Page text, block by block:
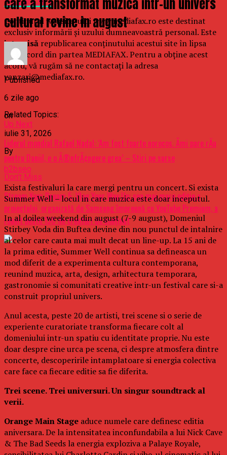
Conținutul website-ului www.mediafax.ro este destinat
exclusiv informării și uzului dumneavoastră personal. Este
interzisă republicarea conținutului acestui site în lipsa
unui acord din partea MEDIAFAX. Pentru a obține acest
acord, vă rugăm să ne contactați la adresa
vanzari@mediafax.ro.
Related Topics:
Up Next
Liderul mondial Rafael Nadal: ‘Am fost foarte norocos. Ãmi pare rÄu
pentru Daniil, e o Ã®nfrÃ¢ngere grea’ – Stiri pe surse
Don't Miss
Stream Your Dream 5, Vlog Your Way Up: cea mai mare ediție a
proiectului, organizată de Samsung împreună cu YouTube Premium, a
reunit peste 150 de creatori de conținut
care a transformat muzica intr-un univers
cultural revine in august
Published
6 zile ago
on
iulie 31, 2026
By
b2bseo
Exista festivaluri la care mergi pentru un concert. Si exista
Summer Well – locul in care muzica este doar inceputul.
In al doilea weekend din august (7-9 august), Domeniul
Stirbey Voda din Buftea devine din nou punctul de intalnire
al celor care cauta mai mult decat un line-up. La 15 ani de
la prima editie, Summer Well continua sa defineasca un
mod diferit de a experimenta cultura contemporana,
reunind muzica, arta, design, arhitectura temporara,
gastronomie si comunitati creative intr-un festival care si-a
construit propriul univers.
Anul acesta, peste 20 de artisti, trei scene si o serie de
experiente curatoriate transforma fiecare colt al
domeniului intr-un spatiu cu identitate proprie. Nu este
doar despre cine urca pe scena, ci despre atmosfera dintre
concerte, descoperirile intamplatoare si energia colectiva
care face ca fiecare editie sa fie diferita.
Trei scene. Trei universuri. Un singur soundtrack al
verii.
Orange Main Stage aduce numele care definesc editia
aniversara. De la intensitatea inconfundabila a lui Nick Cave
& The Bad Seeds la energia exploziva a Palaye Royale,